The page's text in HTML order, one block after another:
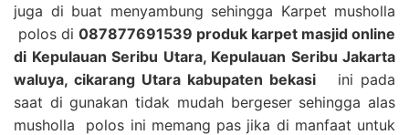
juga di buat menyambung sehingga Karpet musholla
polos di 087877691539 produk karpet masjid online
di Kepulauan Seribu Utara, Kepulauan Seribu Jakarta
waluya, cikarang Utara kabupaten bekasi ini pada
saat di gunakan tidak mudah bergeser sehingga alas
musholla polos ini memang pas jika di manfaat untuk